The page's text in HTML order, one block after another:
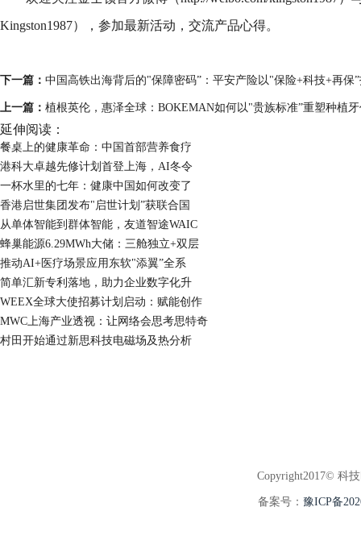
Kingston1987），参加最新活动，交流产品心得。
下一篇： 中国高铁出海背后的"保障密码”：平安产险以"保险+科技+再保
上一篇： 植根英伦，惠泽全球：BOKEMAN如何以"贵族标准”重塑种植
延伸阅读：
餐桌上的健康革命：中国首部营养食疗
港科大卓越先修计划首登上海，AI冬令
一杯水里的七年：健康中国如何改变了
香港启世集团发布"启世计划”获联合国
从单体智能到群体智能，友道智途WAIC
蜂巢能源6.29MWh大储：三舱独立+双层
推动AI+医疗场景应用东软"添翼”全系
简单汇新专利落地，助力企业数字化升
WEEX全球大使招募计划启动：赋能创作
MWC上海产业透视：让网络会思考思特奇
村田开始通过新思科技电磁场及热分析
Copyright2017© 科
备案号： 豫ICP备